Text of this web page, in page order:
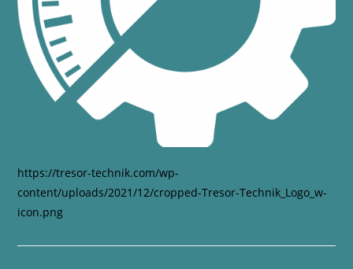
https://tresor-technik.com/wp-
content/uploads/2021/12/cropped-Tresor-Technik_Logo_w-
icon.png